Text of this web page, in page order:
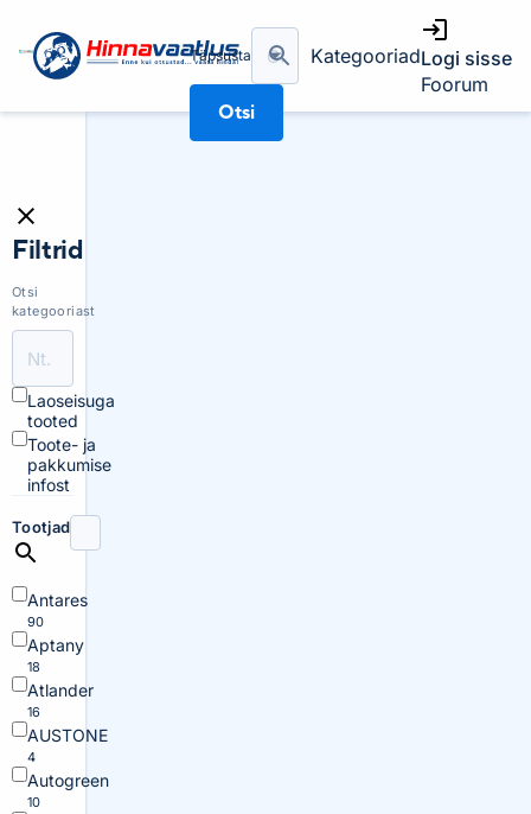
Täpsusta
Otsi
KategooriadLogi sisse
Foorum
Filtrid
Otsi
kategooriast
Laoseisuga
tooted
Toote- ja
pakkumise
infost
Tootjad
Antares
90
Aptany
18
Atlander
16
AUSTONE
4
Autogreen
10